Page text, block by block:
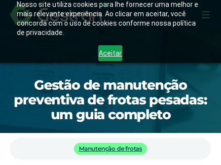
Nosso site utiliza cookies para lhe fornecer uma melhor e
mais relevante experiência. Ao clicar em aceitar, você
concorda com o uso de cookies conforme nossa política
de privacidade.
Aceitar
Gestão de manutenção
preventiva de frotas pesadas:
um guia completo
Manutenção de frotas